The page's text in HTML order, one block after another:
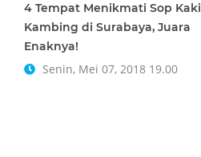
4 Tempat Menikmati Sop Kaki
Kambing di Surabaya, Juara
Enaknya!
Senin, Mei 07, 2018 19.00